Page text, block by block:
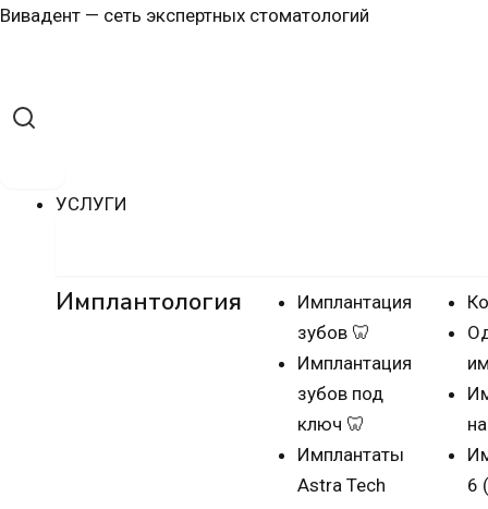
Перейти
Вивадент — сеть экспертных стоматологий
УСЛУГИ
Имплантология
Имплантация
зубов 🦷
Имплантация
зубов под
ключ 🦷
Имплантаты
Astra Tech
6
Навигация